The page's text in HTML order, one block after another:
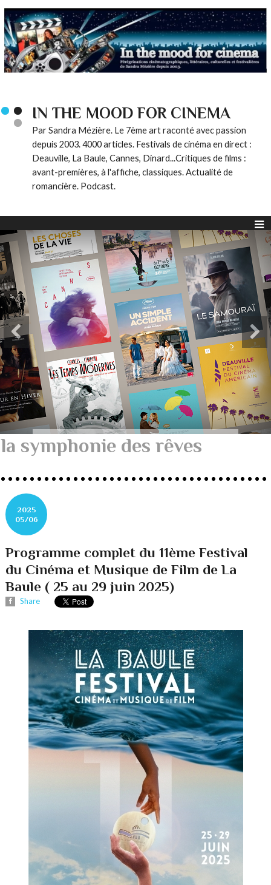
IN THE MOOD FOR CINEMA
Par Sandra Mézière. Le 7ème art raconté avec passion
depuis 2003. 4000 articles. Festivals de cinéma en direct :
Deauville, La Baule, Cannes, Dinard...Critiques de films :
avant-premières, à l'affiche, classiques. Actualité de
romancière. Podcast.
la symphonie des rêves
2025
05/06
Programme complet du 11ème Festival
du Cinéma et Musique de Film de La
Baule ( 25 au 29 juin 2025)
Share